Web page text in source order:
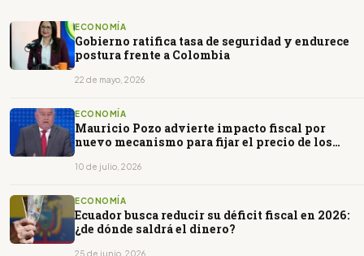
ECONOMÍA
Gobierno ratifica tasa de seguridad y endurece
postura frente a Colombia
22 de mayo, 2026
ECONOMÍA
Mauricio Pozo advierte impacto fiscal por
nuevo mecanismo para fijar el precio de los
10 de julio, 2026
ECONOMÍA
Ecuador busca reducir su déficit fiscal en 2026:
¿de dónde saldrá el dinero?
25 de junio, 2026